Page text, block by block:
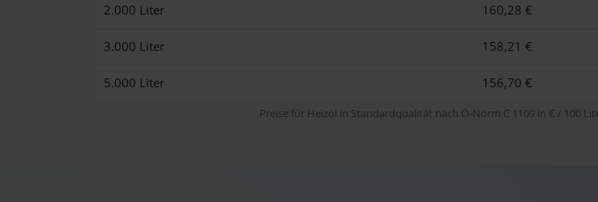
2.000 Liter 160,28 €
3.000 Liter 158,21 €
5.000 Liter 156,70 €
Preise für Heizöl in Standardqualität nach Ö-Norm C 1109 in € / 100